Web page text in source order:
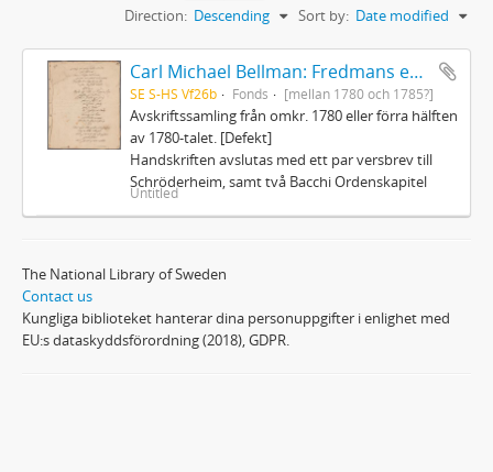
Sort by: Date modified
Direction: Descending
Carl Michael Bellman: Fredmans epistlar och sånger m.fl. Bellman-texter
SE S-HS Vf26b Fonds [mellan 1780 och 1785?]
Avskriftssamling från omkr. 1780 eller förra hälften
av 1780-talet. [Defekt]
Handskriften avslutas med ett par versbrev till
Schröderheim, samt två Bacchi Ordenskapitel
Untitled
The National Library of Sweden
Contact us
Kungliga biblioteket hanterar dina personuppgifter i enlighet med
EU:s dataskyddsförordning (2018), GDPR.